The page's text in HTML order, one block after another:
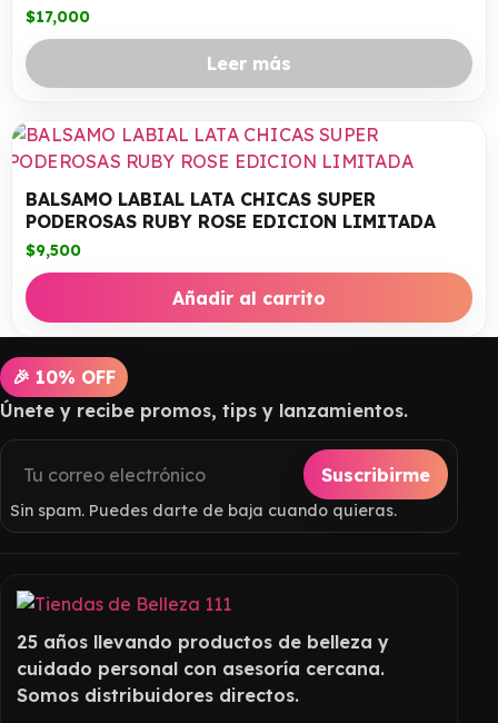
$17,000
Leer más
BALSAMO LABIAL LATA CHICAS SUPER
PODEROSAS RUBY ROSE EDICION LIMITADA
$9,500
Añadir al carrito
🎉 10% OFF
Únete y recibe promos, tips y lanzamientos.
Suscribirme
Sin spam. Puedes darte de baja cuando quieras.
25 años llevando productos de belleza y
cuidado personal con asesoría cercana.
Somos distribuidores directos.